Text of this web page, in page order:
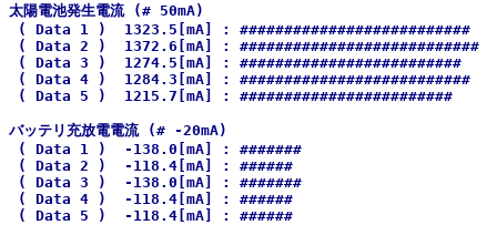
太陽電池発生電流 (# 50mA)
( Data 1 )  1323.5[mA] : ##########################
( Data 2 )  1372.6[mA] : ###########################
( Data 3 )  1274.5[mA] : #########################
( Data 4 )  1284.3[mA] : ##########################
( Data 5 )  1215.7[mA] : ########################
バッテリ充放電電流 (# -20mA)
( Data 1 )  -138.0[mA] : #######
( Data 2 )  -118.4[mA] : ######
( Data 3 )  -138.0[mA] : #######
( Data 4 )  -118.4[mA] : ######
( Data 5 )  -118.4[mA] : ######